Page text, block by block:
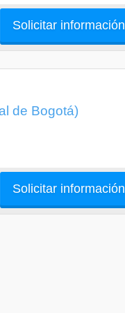
Solicitar información
de Bogotá)
Solicitar información